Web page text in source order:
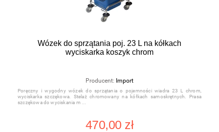
Wózek do sprzątania poj. 23 L na kółkach
wyciskarka koszyk chrom
Producent: Import
Poręczny i wygodny wózek do sprzątania o pojemności wiadra 23 L chrom,
wyciskarka szczękowa. Stelaż chromowany na kółkach samoskrętnych. Prasa
szczękowa do wyciskania m
470,00 zł